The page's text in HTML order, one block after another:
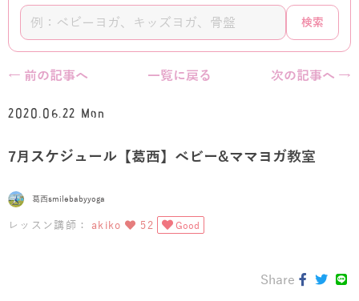
BLOG
ヨガ資格講座 ›
検索
← 前の記事へ 一覧に戻る 次の記事へ →
2020.06.22 Mon
7月スケジュール【葛西】ベビー&ママヨガ教室
葛西smilebabyyoga
レッスン講師： akiko 52 Good
Share